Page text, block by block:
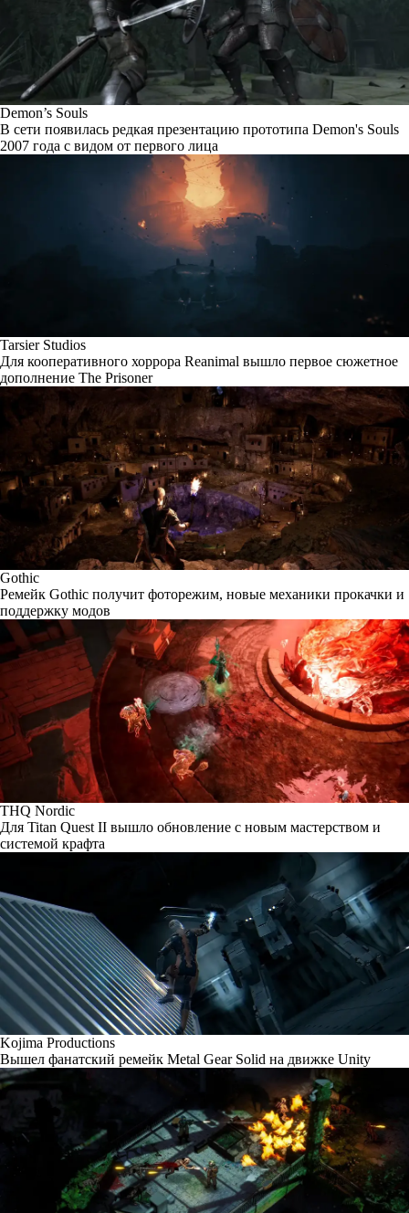
Demon’s Souls
В сети появилась редкая презентацию прототипа Demon's Souls
2007 года с видом от первого лица
Tarsier Studios
Для кооперативного хоррора Reanimal вышло первое сюжетное
дополнение The Prisoner
Gothic
Ремейк Gothic получит фоторежим, новые механики прокачки и
поддержку модов
THQ Nordic
Для Titan Quest II вышло обновление с новым мастерством и
системой крафта
Kojima Productions
Вышел фанатский ремейк Metal Gear Solid на движке Unity